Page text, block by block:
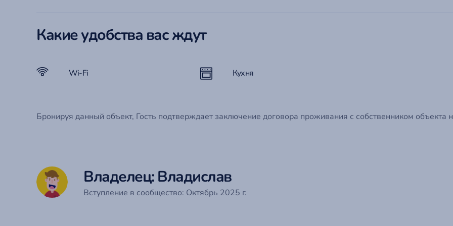
Какие удобства вас ждут
Wi-Fi Кухня
Бронируя данный объект, Гость подтверждает заключение договора проживания с собственником объекта
Владелец: Владислав
Вступление в сообщество: Октябрь 2025 г.